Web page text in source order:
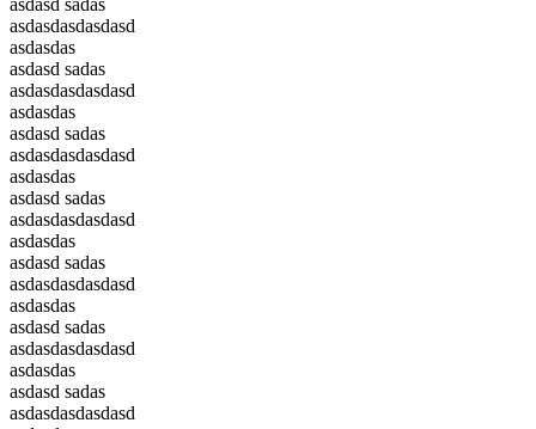
asdasd sadas
asdasdasdasdasd
asdasdas
asdasd sadas
asdasdasdasdasd
asdasdas
asdasd sadas
asdasdasdasdasd
asdasdas
asdasd sadas
asdasdasdasdasd
asdasdas
asdasd sadas
asdasdasdasdasd
asdasdas
asdasd sadas
asdasdasdasdasd
asdasdas
asdasd sadas
asdasdasdasdasd